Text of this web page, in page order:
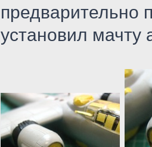
предварительно
установил мачту